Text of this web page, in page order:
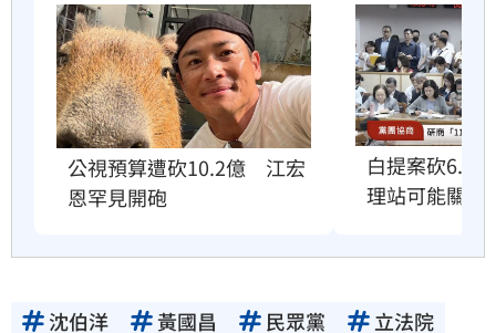
公視預算遭砍10.2億　江宏
恩罕見開砲
白提案砍6.6
理站可能關門
沈伯洋 黃國昌 民眾黨
立法院